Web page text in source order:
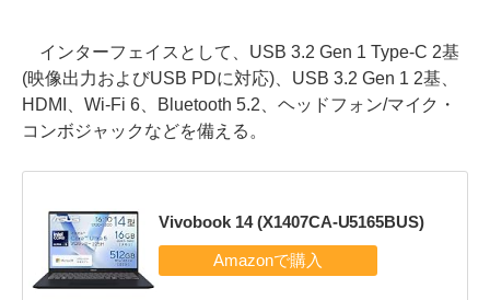
インターフェイスとして、USB 3.2 Gen 1 Type-C 2基
(映像出力およびUSB PDに対応)、USB 3.2 Gen 1 2基、
HDMI、Wi-Fi 6、Bluetooth 5.2、ヘッドフォン/マイク・
コンボジャックなどを備える。
Vivobook 14 (X1407CA-U5165BUS)